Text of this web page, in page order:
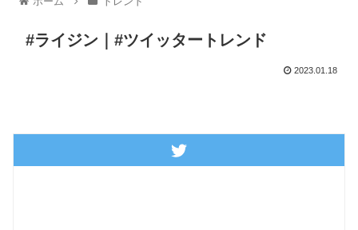
#ライジン｜#ツイッタートレンド
2023.01.18